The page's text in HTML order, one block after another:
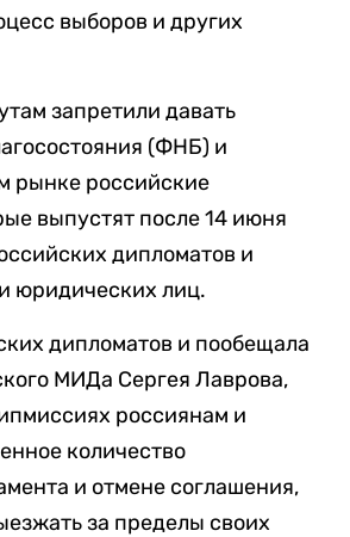
выборов и других
запретили давать
(ФНБ) и
рынке российские
выпустят после 14 июня
дипломатов и
юридических лиц.
дипломатов и пообещала
МИДа Сергея Лаврова,
россиянам и
количество
и отмене соглашения,
за пределы своих